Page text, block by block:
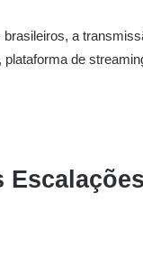
brasileiros, a
de